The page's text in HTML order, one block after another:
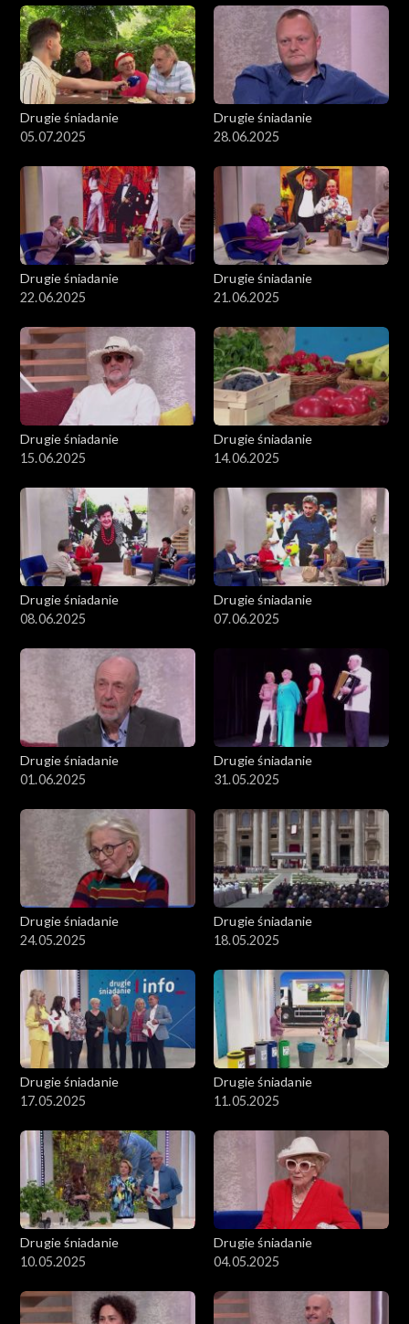
Drugie śniadanie
05.07.2025
Drugie śniadanie
28.06.2025
Drugie śniadanie
22.06.2025
Drugie śniadanie
21.06.2025
Drugie śniadanie
15.06.2025
Drugie śniadanie
14.06.2025
Drugie śniadanie
08.06.2025
Drugie śniadanie
07.06.2025
Drugie śniadanie
01.06.2025
Drugie śniadanie
31.05.2025
Drugie śniadanie
24.05.2025
Drugie śniadanie
18.05.2025
Drugie śniadanie
17.05.2025
Drugie śniadanie
11.05.2025
Drugie śniadanie
10.05.2025
Drugie śniadanie
04.05.2025